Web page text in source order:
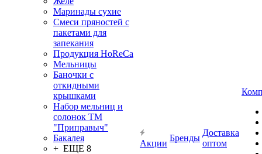
Маринады сухие
Смеси пряностей с
пакетами для
запекания
Продукция HoReCa
Мельницы
Баночки с
откидными
крышками
Набор мельниц и
солонок ТМ
"Приправыч"
Бакалея
+ ЕЩЕ 8
Акции
Бренды
Доставка
оптом